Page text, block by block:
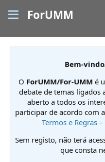
ForUMM
Bem-
O ForUMM/For-UMM é
debate de temas ligados
aberto a todos os
participar de acordo com
Termos e Regras
Sem registo, não terá
que consta